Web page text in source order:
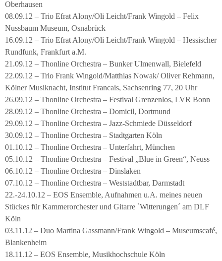
Oberhausen
08.09.12 – Trio Efrat Alony/Oli Leicht/Frank Wingold – Felix
Nussbaum Museum, Osnabrück
16.09.12 – Trio Efrat Alony/Oli Leicht/Frank Wingold – Hessischer
Rundfunk, Frankfurt a.M.
21.09.12 – Thonline Orchestra – Bunker Ulmenwall, Bielefeld
22.09.12 – Trio Frank Wingold/Matthias Nowak/ Oliver Rehmann,
Kölner Musiknacht, Institut Francais, Sachsenring 77, 20 Uhr
26.09.12 – Thonline Orchestra – Festival Grenzenlos, LVR Bonn
28.09.12 – Thonline Orchestra – Domicil, Dortmund
29.09.12 – Thonline Orchestra – Jazz-Schmiede Düsseldorf
30.09.12 – Thonline Orchestra – Stadtgarten Köln
01.10.12 – Thonline Orchestra – Unterfahrt, München
05.10.12 – Thonline Orchestra – Festival „Blue in Green“, Neuss
06.10.12 – Thonline Orchestra – Dinslaken
07.10.12 – Thonline Orchestra – Weststadtbar, Darmstadt
22.-24.10.12 – EOS Ensemble, Aufnahmen u.A. meines neuen
Stückes für Kammerorchester und Gitarre `Witterungen´ am DLF
Köln
03.11.12 – Duo Martina Gassmann/Frank Wingold – Museumscafé,
Blankenheim
18.11.12 – EOS Ensemble, Musikhochschule Köln